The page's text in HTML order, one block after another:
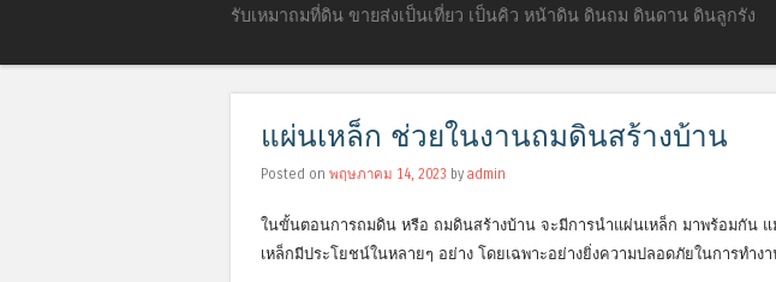
รับเหมาถมที่ดิน ขายส่งเป็นเที่ยว เป็นคิว หน้าดิน ดินถม ดินดาน ดินลูกรัง
แผ่นเหล็ก ช่วยในงานถมดินสร้างบ้าน
Posted on พฤษภาคม 14, 2023 by admin
ในขั้นตอนการถมดิน หรือ ถมดินสร้างบ้าน จะมีการนำแผ่นเหล็ก มาพร้อมกัน แ
เหล็กมีประโยชน์ในหลายๆ อย่าง โดยเฉพาะอย่างยิ่งความปลอดภัยในการทำง